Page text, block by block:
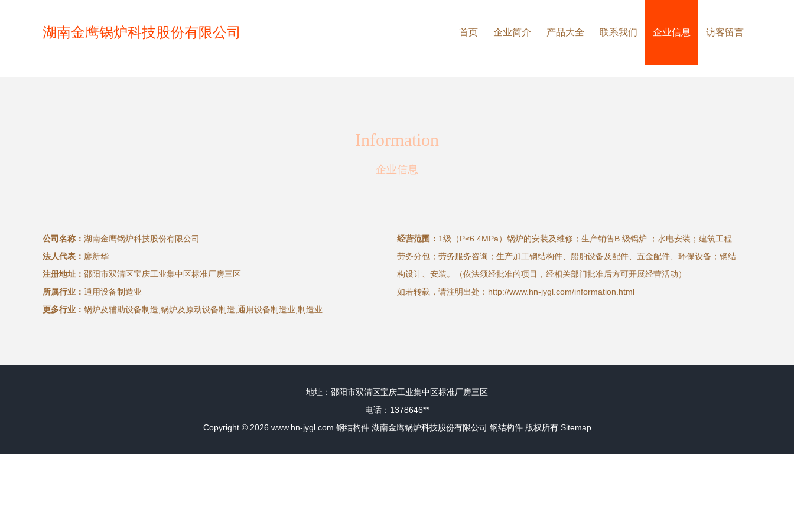
湖南金鹰锅炉科技股份有限公司 首页 企业简介 产品大全 联系我们 企业信息 访客留言
Information
企业信息
公司名称： 湖南金鹰锅炉科技股份有限公司
法人代表： 廖新华
注册地址： 邵阳市双清区宝庆工业集中区标准厂房三区
所属行业： 通用设备制造业
更多行业： 锅炉及辅助设备制造,锅炉及原动设备制造,通用设备制造业,制造业
经营范围： 1级（P≤6.4MPa）锅炉的安装及维修；生产销售B 级锅炉 ；水电安装；建筑工程
劳务分包；劳务服务咨询；生产加工钢结构件、船舶设备及配件、五金配件、环保设备；钢结
构设计、安装。（依法须经批准的项目，经相关部门批准后方可开展经营活动）
如若转载，请注明出处：http://www.hn-jygl.com/information.html
地址：邵阳市双清区宝庆工业集中区标准厂房三区
电话：1378646**
Copyright © 2026 www.hn-jygl.com 钢结构件 湖南金鹰锅炉科技股份有限公司 钢结构件版权所有 Sitemap